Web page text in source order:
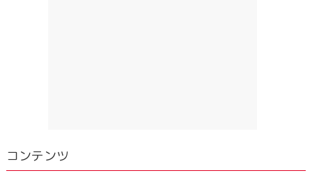
コンテンツ